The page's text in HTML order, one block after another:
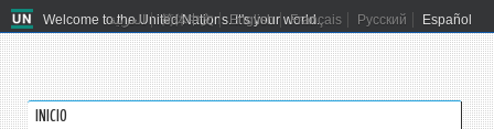
Welcome to the United Nations. It's your world.
العربية 简体中文 English Français Русский Español
INICIO